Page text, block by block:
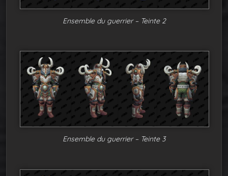
Ensemble du guerrier – Teinte 2
Ensemble du guerrier – Teinte 3